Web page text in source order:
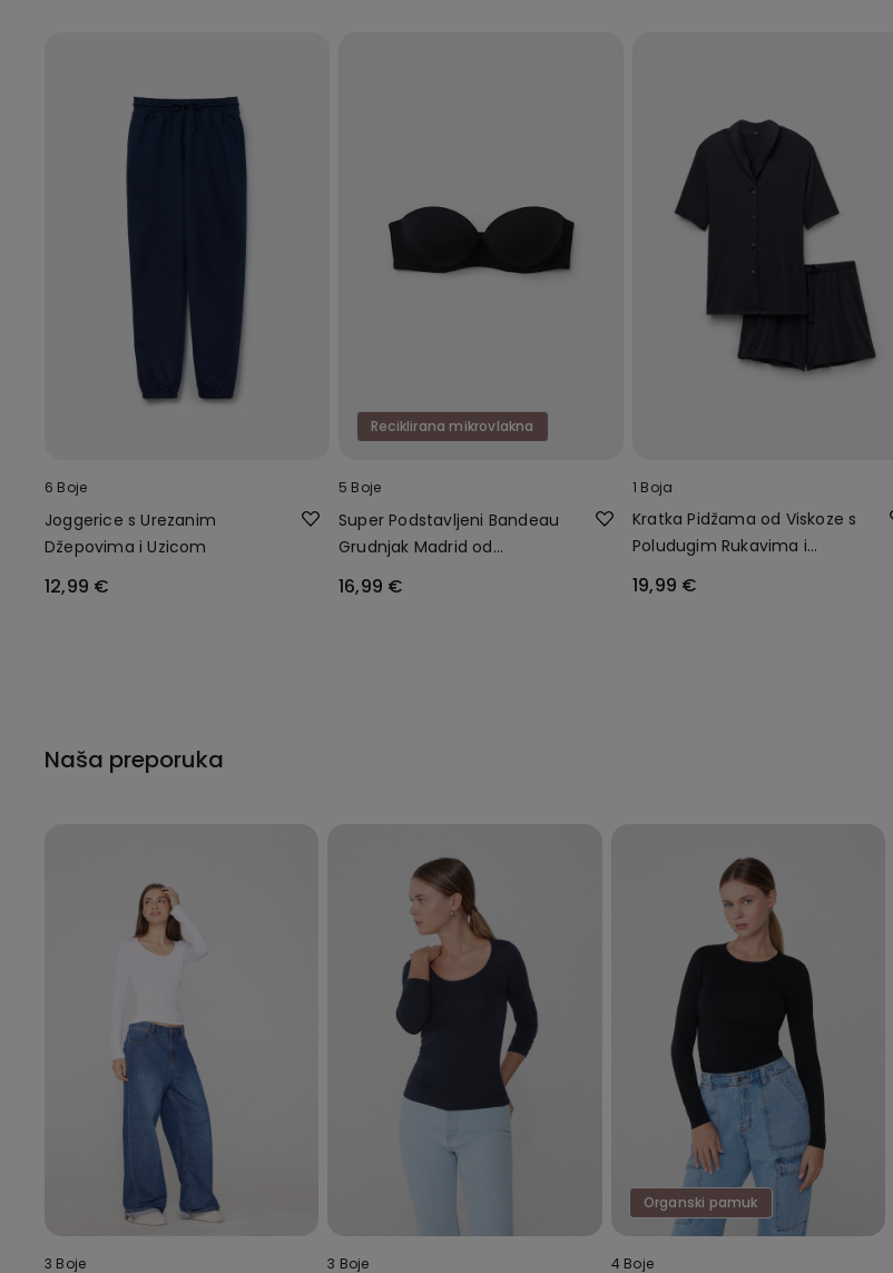
6 Boje
Joggerice s Urezanim
Džepovima i Uzicom
12,99 €
Reciklirana mikrovlakna
5 Boje
Super Podstavljeni Bandeau
Grudnjak Madrid od
16,99 €
1 Boja
Kratka Pidžama od Viskoze s
Poludugim Rukavima i
19,99 €
Naša preporuka
3 Boje 3 Boje
Organski pamuk
4 Boje